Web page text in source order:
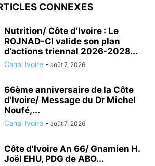
CONNEXES
Nutrition/ Côte d’Ivoire : Le
ROJNAD-CI valide son plan
d’actions triennal 2026-2028...
Canal Ivoire - août 7, 2026
66ème anniversaire de la Côte
d’Ivoire/ Message du Dr Michel
Noufé,...
Canal Ivoire - août 7, 2026
Côte d’Ivoire An 66/ Gnamien H.
Joël EHU, PDG de ABO...